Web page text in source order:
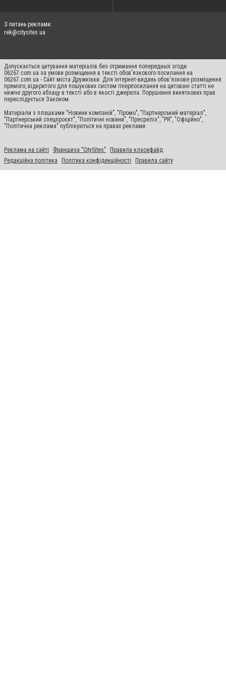
З питань реклами:
rek@citysites.ua
Допускається цитування матеріалів без отримання попередньої згоди
06267.com.ua за умови розміщення в тексті обов'язкового посилання на
06267.com.ua - Сайт міста Дружківки. Для інтернет-видань обов'язкове розміщення
прямого, відкритого для пошукових систем гіперпосилання на цитовані статті не
нижче другого абзацу в тексті або в якості джерела. Порушення виняткових прав
переслідується Законом.
Матеріали з плашками "Новини компаній", "Промо", "Партнерський матеріал",
"Партнерський спецпроєкт", "Політичні новини", "Пресреліз", "PR", "Офіційно",
"Політична реклама" публікуються на правах реклами.
Реклама на сайті Франшиза "CitySites"
Правила класифайд
Редакційна політика
Політика конфіденційності Правила сайту